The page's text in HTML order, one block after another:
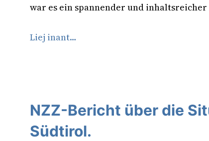
war es ein spannender und
Liej inant…
NZZ-Bericht über die
Südtirol.